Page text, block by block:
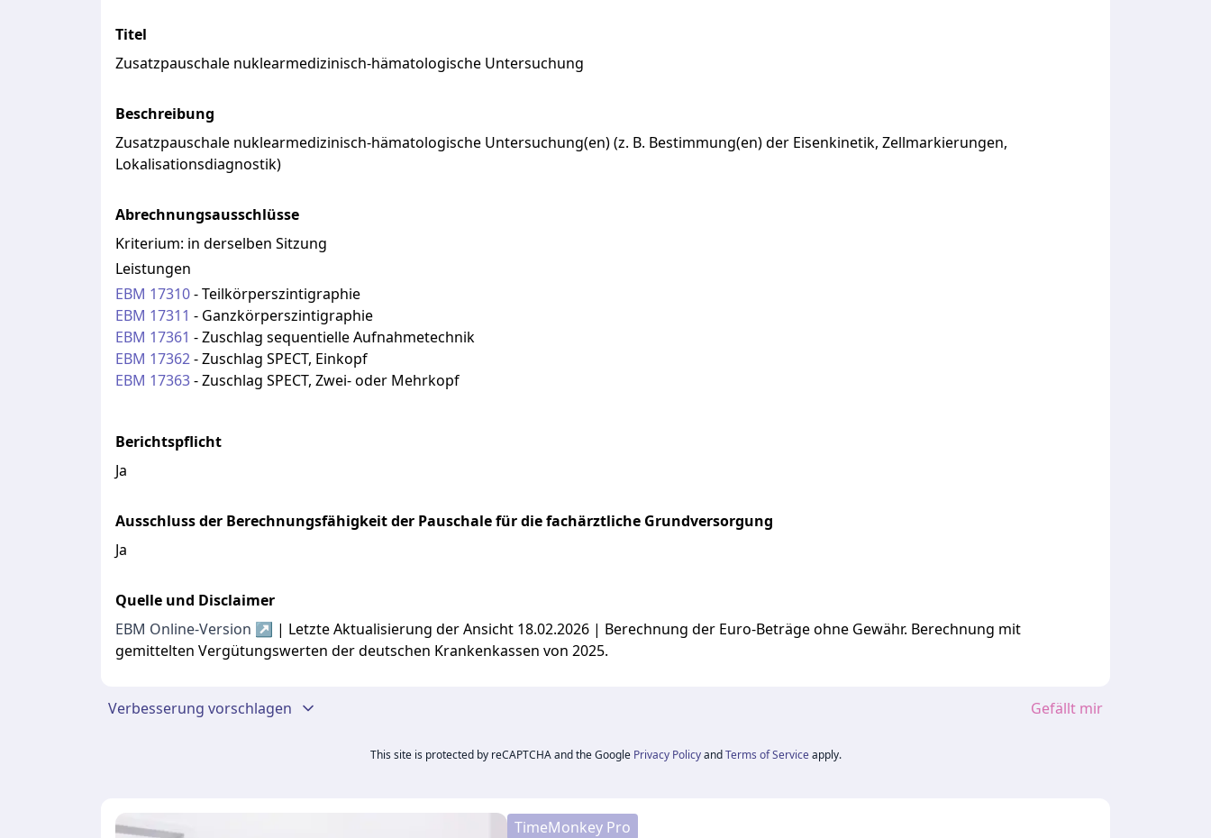
Titel
Zusatzpauschale nuklearmedizinisch-hämatologische Untersuchung
Beschreibung
Zusatzpauschale nuklearmedizinisch-hämatologische Untersuchung(en)(z. B. Bestimmung(en)der Eisenkinetik, Zellmarkierungen,
Lokalisationsdiagnostik)
Abrechnungsausschlüsse
Kriterium: in derselben Sitzung
Leistungen
EBM 17310-Teilkörperszintigraphie
EBM 17311 - Ganzkörperszintigraphie
EBM 17361 -Zuschlag sequentielle Aufnahmetechnik
EBM 17362-Zuschlag SPECT, Einkopf
EBM 17363-Zuschlag SPECT, Zwei- oder Mehrkopf
Berichtspflicht
Ja
Ausschluss der Berechnungsfähigkeit der Pauschale für die fachärztliche Grundversorgung
Ja
Quelle und Disclaimer
EBM Online-Version ↗ | Letzte Aktualisierung der Ansicht 18.02.2026 | Berechnung der Euro-Beträge ohne Gewähr. Berechnung mit
gemittelten Vergütungswerten der deutschen Krankenkassen von 2025.
Verbesserung vorschlagen Gefällt mir
This site is protected by reCAPTCHA and the Google Privacy Policy and Terms of Service apply.
TimeMonkey Pro